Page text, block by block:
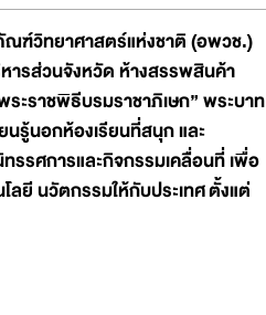
ฑ์วิทยาศาสตร์แห่งชาติ (อพวช.)
ารส่วนจังหวัด ห้างสรรพสินค้า
ระราชพิธีบรมราชาภิเษก” พระบาท
นรู้นอกห้องเรียนที่สนุก และ
รศการและกิจกรรมเคลื่อนที่ เพื่อ
ยี นวัตกรรมให้กับประเทศตั้งแต่